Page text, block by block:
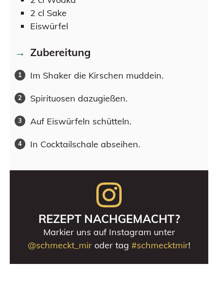
2 cl Sake
Eiswürfel
Zubereitung
Im Shaker die Kirschen muddein.
Spirituosen dazugießen.
Auf Eiswürfeln schütteln.
In Cocktailschale abseihen.
REZEPT NACHGEMACHT?
Markier uns auf Instagram unter
@schmeckt_mir oder tag #schmecktmir!